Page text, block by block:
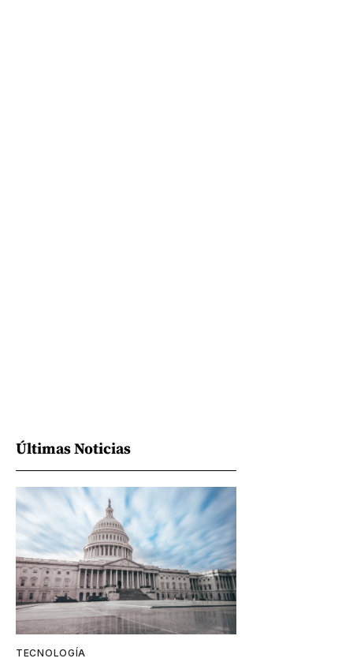
Últimas Noticias
TECNOLOGÍA